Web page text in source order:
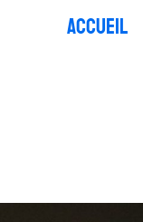
ACCUEIL